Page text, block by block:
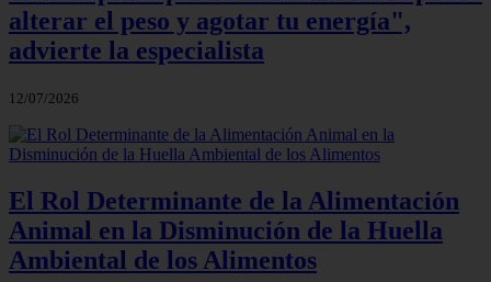
alterar el peso y agotar tu energía",
advierte la especialista
12/07/2026
El Rol Determinante de la Alimentación
Animal en la Disminución de la Huella
Ambiental de los Alimentos